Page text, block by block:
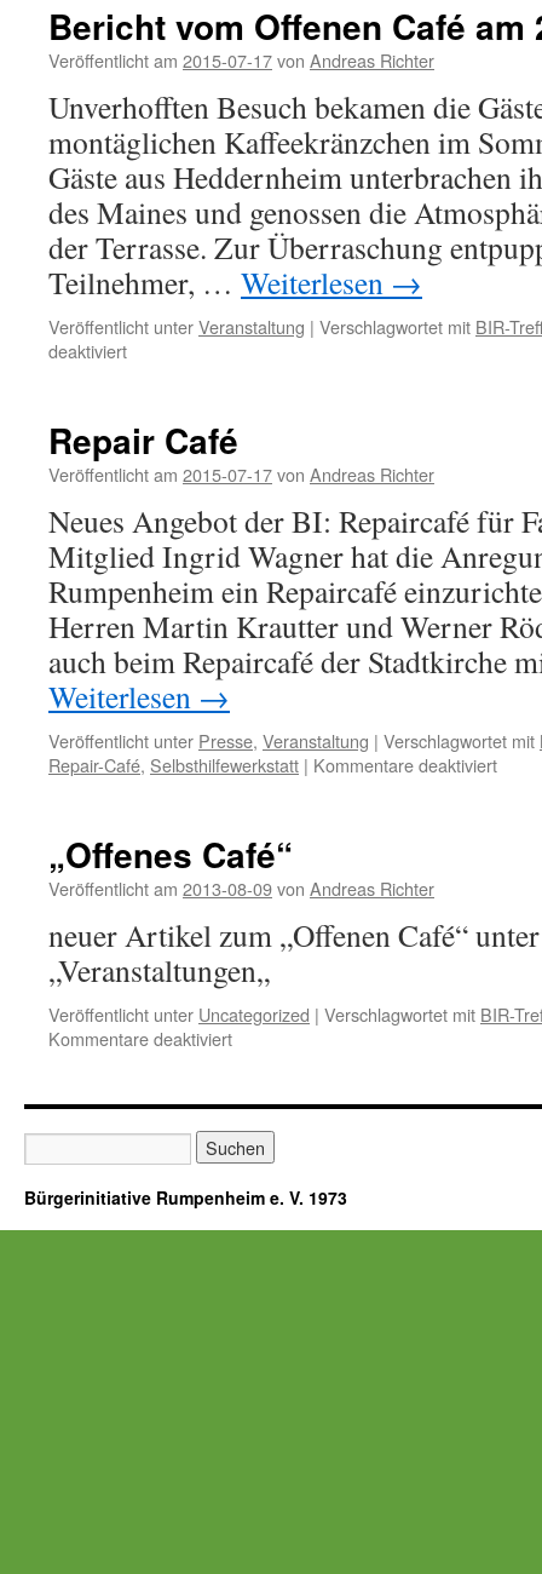
Bericht vom Offenen Café am
Veröffentlicht am 2015-07-17von Andreas Richter
Unverhofften Besuch bekamen die
montäglichen Kaffeekränzchen im
Gäste aus Heddernheim unterbrachen
des Maines und genossen die
der Terrasse. Zur Überraschung
Teilnehmer, … Weiterlesen →
Veröffentlicht unterVeranstaltung | Verschlagwortet mit BIR-
deaktiviertfür
Café
am
Juni
2015
Repair Café
Veröffentlicht am 2015-07-17von Andreas Richter
Neues Angebot der BI: Repaircafé für
Mitglied Ingrid Wagner hat die
Rumpenheim ein Repaircafé
Herren Martin Krautter und Werner
auch beim Repaircafé der Stadtkirche
Weiterlesen →
Veröffentlicht unter Presse, Veranstaltung | Verschlagwortet mit
Repair-Café, Selbsthilfewerkstatt | Kommentare deaktiviertfür
„Offenes Café“
Veröffentlicht am 2013-08-09von Andreas Richter
neuer Artikel zum „Offenen Café“
„Veranstaltungen„
Veröffentlicht unter Uncategorized | Verschlagwortet mit BIR-
Kommentare deaktiviertfür
Bürgerinitiative Rumpenheim e. V. 1973